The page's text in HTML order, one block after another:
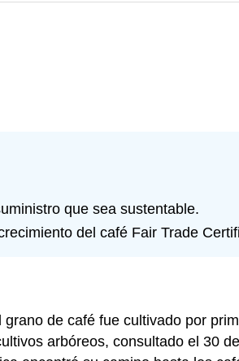
que sea sustentable.
del café Fair Trade
de café fue cultivado por
arbóreos, consultado el 30